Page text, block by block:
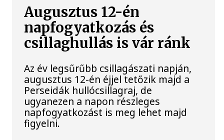
Augusztus 12-én
napfogyatkozás és
csillaghullás is vár ránk
Az év legsűrűbb csillagászati napján,
augusztus 12-én éjjel tetőzik majd a
Perseidák hullócsillagraj, de
ugyanezen a napon részleges
napfogyatkozást is meg lehet majd
figyelni.